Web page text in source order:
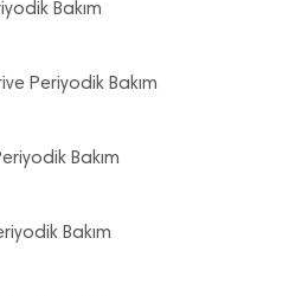
Bakım
Periyodik Bakım
Bakım
Bakım